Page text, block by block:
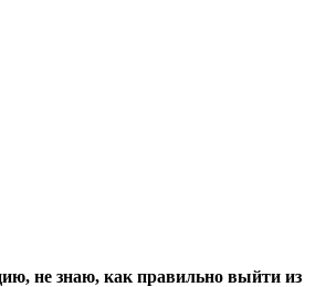
не знаю, как правильно выйти из